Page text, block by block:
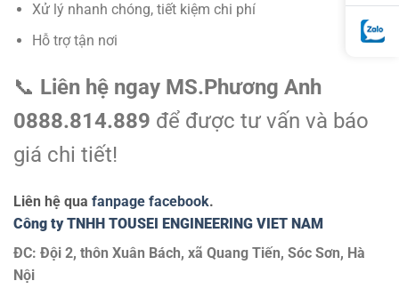
Xử lý nhanh chóng, tiết kiệm chi phí
Hỗ trợ tận nơi
📞 Liên hệ ngay MS.Phương Anh
0888.814.889 để được tư vấn và báo
giá chi tiết!
Liên hệ qua fanpage facebook.
Công ty TNHH TOUSEI ENGINEERING VIET NAM
ĐC: Đội 2, thôn Xuân Bách, xã Quang Tiến, Sóc Sơn, Hà
Nội